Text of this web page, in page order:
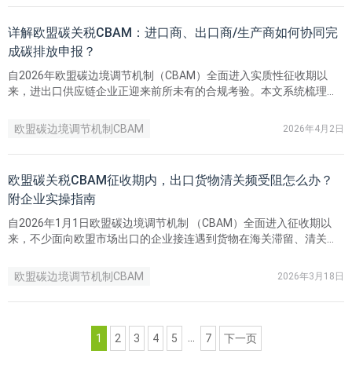
详解欧盟碳关税CBAM：进口商、出口商/生产商如何协同完
成碳排放申报？
自2026年欧盟碳边境调节机制（CBAM）全面进入实质性征收期以
来，进出口供应链企业正迎来前所未有的合规考验。本文系统梳理了
规高频痛点与实操应对方案，协助企业制定针对性解决方案，在绿色
贸易变革中抢占先机。
欧盟碳边境调节机制CBAM 2026年4月2日
欧盟碳关税CBAM征收期内，出口货物清关频受阻怎么办？
附企业实操指南
自2026年1月1日欧盟碳边境调节机制 （CBAM）全面进入征收期以
来，不少面向欧盟市场出口的企业接连遇到货物在海关滞留、清关失
带来不小损失。结合一线实操经验，瑞欧科技梳理出导致清关受阻的
核心问题，并配套可落地的应对方案，帮助企业快速排查、保障货物
顺利通过。
欧盟碳边境调节机制CBAM 2026年3月18日
1 2 3 4 5 7 下一页